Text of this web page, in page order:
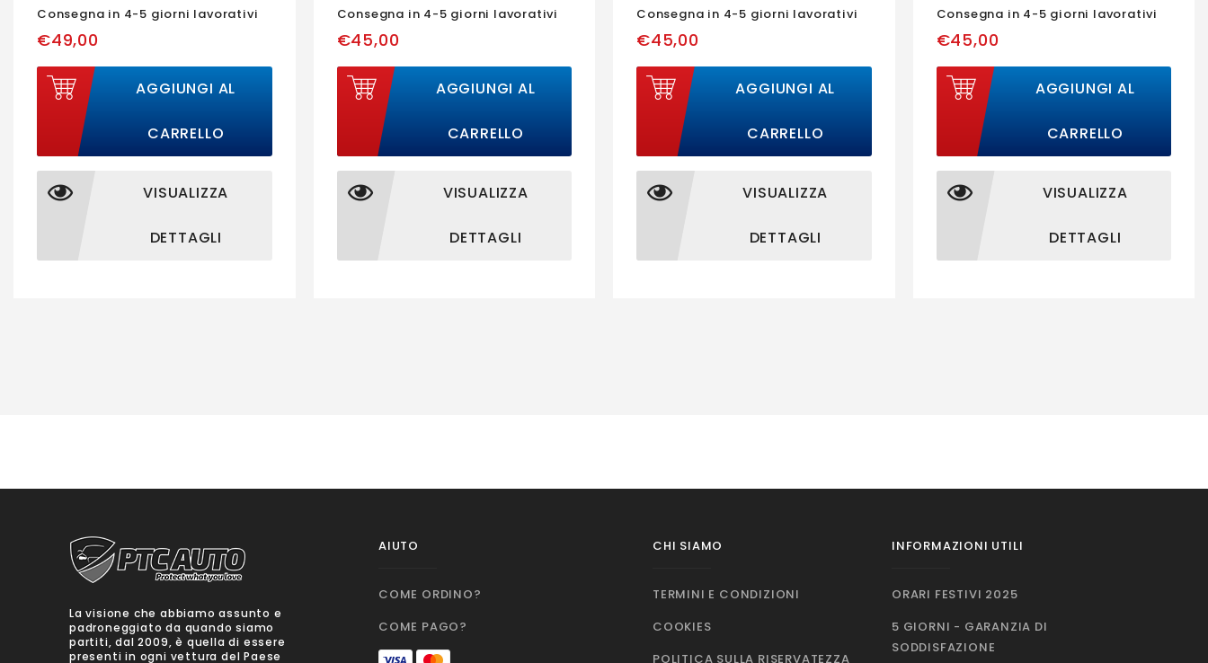
- PRESENTE,
BAGAGLIAIO CON
PAVIMENTO IN
POSIZIONE SUPERIORE
#1
Consegna in 4-5 giorni lavorativi
€49,00
AGGIUNGI AL
CARRELLO
VISUALIZZA
DETTAGLI
- PRESENTE, SEDILE
POSTERIORE
RECLINABILE |
193558BSC
Consegna in 4-5 giorni lavorativi
€45,00
AGGIUNGI AL
CARRELLO
VISUALIZZA
DETTAGLI
- PRESENTE, SEDILE
POSTERIORE
RECLINABILE |
193558BSC
Consegna in 4-5 giorni lavorativi
€45,00
AGGIUNGI AL
CARRELLO
VISUALIZZA
DETTAGLI
03.2024 - PRESENTE,
SEDILE POSTERIORE
RECLINABILE |
193558BSC
Consegna in 4-5 giorni lavorativi
€45,00
AGGIUNGI AL
CARRELLO
VISUALIZZA
DETTAGLI
La visione che abbiamo assunto e
padroneggiato da quando siamo
partiti, dal 2009, è quella di essere
presenti in ogni vettura del Paese
AIUTO
COME ORDINO?
COME PAGO?
CHI SIAMO
TERMINI E CONDIZIONI
COOKIES
POLITICA SULLA RISERVATEZZA
INFORMAZIONI UTILI
ORARI FESTIVI 2025
5 GIORNI - GARANZIA DI
SODDISFAZIONE